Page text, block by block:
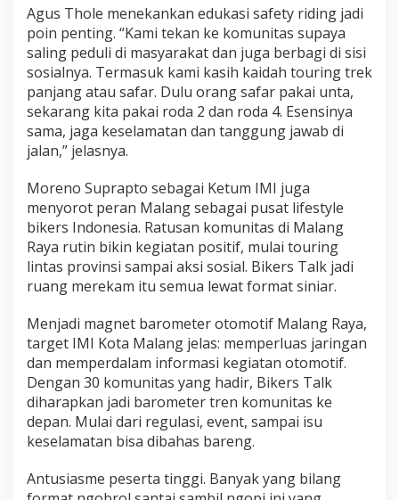
Agus Thole menekankan edukasi safety riding jadi
poin penting. “Kami tekan ke komunitas supaya
saling peduli di masyarakat dan juga berbagi di sisi
sosialnya. Termasuk kami kasih kaidah touring trek
panjang atau safar. Dulu orang safar pakai unta,
sekarang kita pakai roda 2 dan roda 4. Esensinya
sama, jaga keselamatan dan tanggung jawab di
jalan,” jelasnya.
Moreno Suprapto sebagai Ketum IMI juga
menyorot peran Malang sebagai pusat lifestyle
bikers Indonesia. Ratusan komunitas di Malang
Raya rutin bikin kegiatan positif, mulai touring
lintas provinsi sampai aksi sosial. Bikers Talk jadi
ruang merekam itu semua lewat format siniar.
Menjadi magnet barometer otomotif Malang Raya,
target IMI Kota Malang jelas: memperluas jaringan
dan memperdalam informasi kegiatan otomotif.
Dengan 30 komunitas yang hadir, Bikers Talk
diharapkan jadi barometer tren komunitas ke
depan. Mulai dari regulasi, event, sampai isu
keselamatan bisa dibahas bareng.
Antusiasme peserta tinggi. Banyak yang bilang